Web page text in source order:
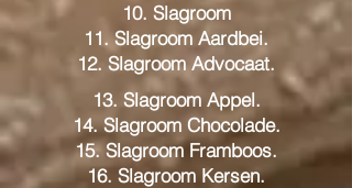
10. Slagroom
11. Slagroom Aardbei.
12. Slagroom Advocaat.
13. Slagroom Appel.
14. Slagroom Chocolade.
15. Slagroom Framboos.
16. Slagroom Kersen.